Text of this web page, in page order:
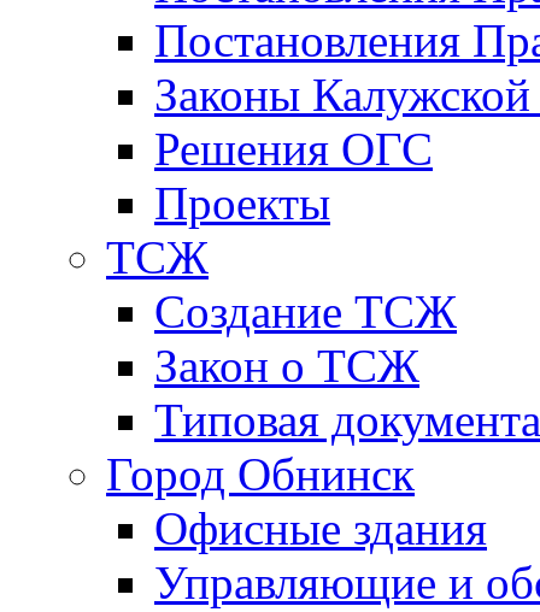
Постановления
Законы Калужской
Решения ОГС
Проекты
ТСЖ
Создание ТСЖ
Закон о ТСЖ
Типовая
Город Обнинск
Офисные здания
Управляющие и